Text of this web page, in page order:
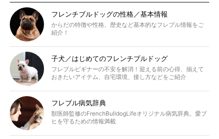
フレンチブルドッグの性格／基本情報
からだの特徴や性格、歴史など基本的なフレブル情報をご
紹介！
子犬／はじめてのフレンチブルドッグ
フレブルビギナーの不安を解消！迎える前の心得、揃えて
おきたいアイテム、自宅環境、接し方などをご紹介
フレブル病気辞典
獣医師監修のFrenchBulldogLifeオリジナル病気辞典。愛ブ
ヒを守るための情報満載